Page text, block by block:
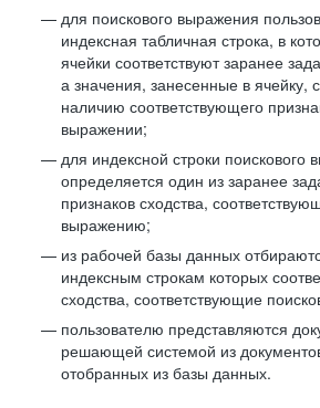
для поискового выражения
индексная табличная строка, в
ячейки соответствуют заранее
а значения, занесенные в ячейку,
наличию соответствующего
выражении;
для индексной строки поискового
определяется один из заранее
признаков сходства,
выражению;
из рабочей базы данных
индексным строкам которых
сходства, соответствующие
пользователю представляются
решающей системой из
отобранных из базы данных.